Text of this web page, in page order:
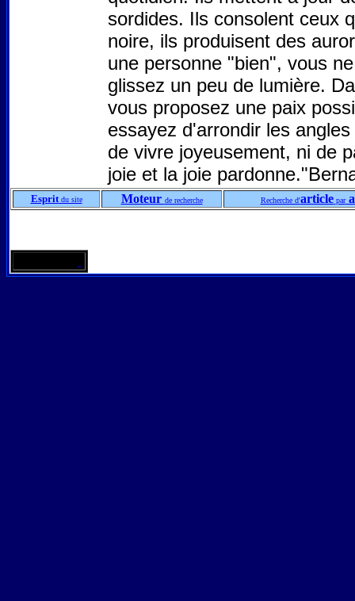
sordides. Ils consolent ceux
noire, ils produisent des
une personne "bien", vous
glissez un peu de lumière.
vous proposez une paix
essayez d'arrondir les
de vivre joyeusement, ni de
joie et la joie
Espritdu site Moteur de recherche Recherche d'article par